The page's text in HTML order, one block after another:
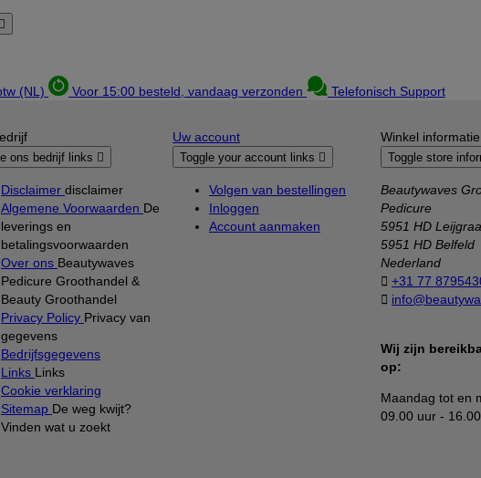

(NL)
Voor 15:00 besteld, vandaag verzonden Telefonisch Support
ons bedrijf links 
Disclaimer disclaimer
Algemene Voorwaarden De
leverings en
betalingsvoorwaarden
Over ons Beautywaves
Pedicure Groothandel &
Beauty Groothandel
Privacy Policy Privacy van
gegevens
Bedrijfsgegevens
Links Links
Cookie verklaring
Sitemap De weg kwijt?
Vinden wat u zoekt
Uw account
Toggle your account links 
Volgen van bestellingen
Inloggen
Account aanmaken
Winkel informatie
Toggle store
Beautywaves
Pedicure
5951 HD
5951 HD Belfeld
Nederland
 +31 77

Wij zijn
op:
Maandag tot en
09.00 uur -